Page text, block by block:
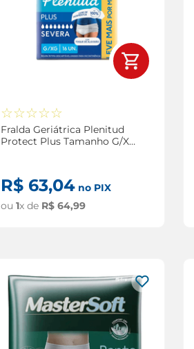
☆☆☆☆☆
Fralda Geriátrica Plenitud
Protect Plus Tamanho G/Xg
R$ 63,04no PIX
ou 1x de R$ 64,99